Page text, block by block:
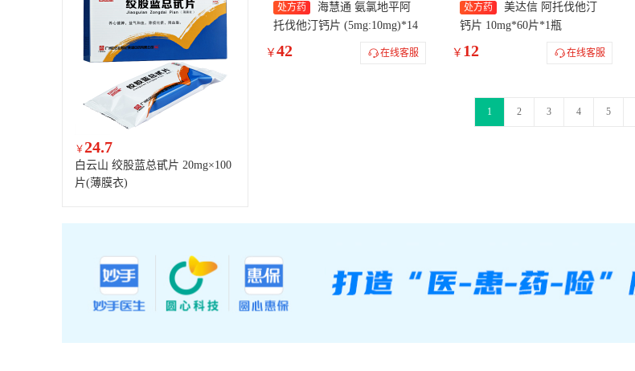
￥24.7
白云山 绞股蓝总甙片 20mg×100
片(薄膜衣)
处方药
海慧通 氨氯地平阿
托伐他汀钙片 (5mg:10mg)*14
片*1板
￥ 42 在线客服
处方药
美达信 阿托伐他汀
钙片 10mg*60片*1瓶
￥ 12 在线客服
1 2 3 4 5